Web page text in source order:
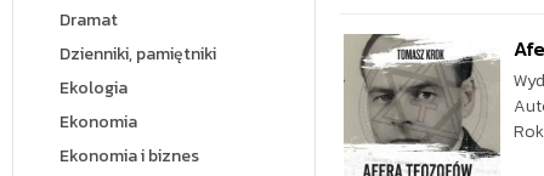
Dramat
Dzienniki, pamiętniki
Ekologia
Ekonomia
Ekonomia i biznes